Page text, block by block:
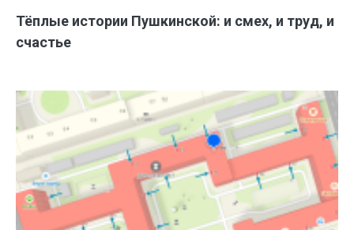
Тёплые истории Пушкинской: и смех, и труд, и
счастье